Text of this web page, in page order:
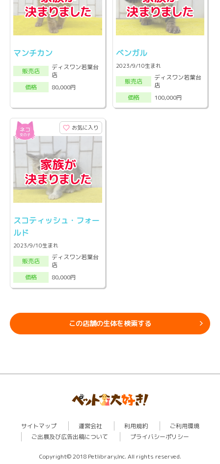
マンチカン
販売店
ディスワン若葉台
店
価格
80,000円
ベンガル
2023/9/10生まれ
販売店
ディスワン若葉台
店
価格
100,000円
お気に入り
スコティッシュ・フォー
ルド
2023/9/10生まれ
販売店
ディスワン若葉台
店
価格
80,000円
この店舗の生体を検索する
サイトマップ 運営会社 利用規約
ご利用環境
ご出展及び広告出稿について
プライバシーポリシー
Copyright© 2018 Petlibrary,Inc. All rights reserved.